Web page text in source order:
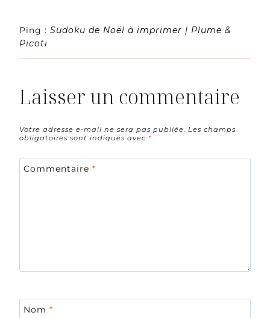
Ping : Sudoku de Noël à imprimer | Plume &
Picoti
Laisser un commentaire
Votre adresse e-mail ne sera pas publiée.
Les champs
obligatoires sont indiqués avec *
Commentaire *
Nom *